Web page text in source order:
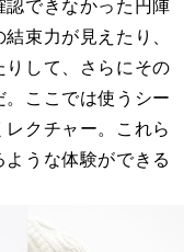
できなかった円陣
束力が見えたり、
して、さらにその
ここでは使うシー
クチャー。これら
うな体験ができる